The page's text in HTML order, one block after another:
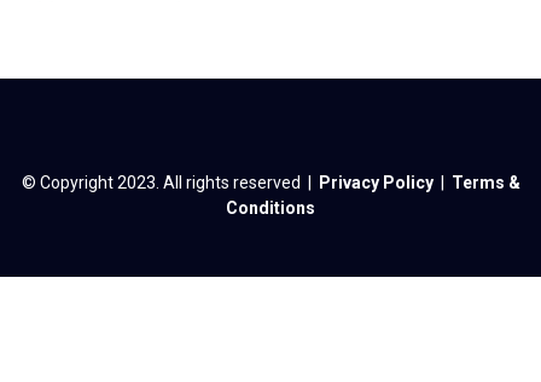
© Copyright 2023. All rights reserved | Privacy Policy| Terms &
Conditions